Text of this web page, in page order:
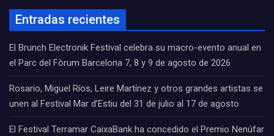
Entradas recientes
El Brunch Electronik Festival celebra su macro-evento anual en
el Parc del Fòrum Barcelona 7, 8 y 9 de agosto de 2026
Rosario, Miguel Ríos, Leire Martínez y otros grandes artistas se
unen al Festival Mar d’Estiu del 31 de julio al 17 de agosto
El Festival Terramar CaixaBank ha concedido el Premio Nenúfar